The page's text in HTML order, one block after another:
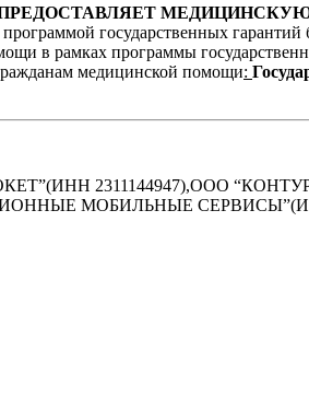
ПРЕДОСТАВЛЯЕТ
государственных
в рамках программы
медицинской помощи:
2311144947),ООО
МОБИЛЬНЫЕ СЕРВИСЫ”(ИНН